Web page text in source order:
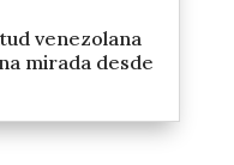
venezolana
mirada desde